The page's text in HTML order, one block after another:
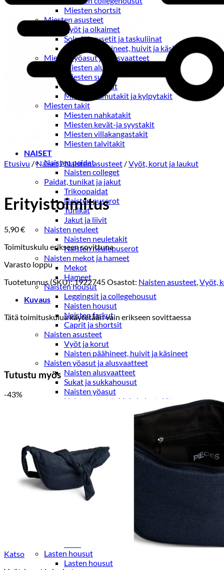
Miesten shortsit
Miesten asusteet
Vyöt ja olkaimet
Solmiot, rusetit ja taskuliinat
Miesten päähineet, huivit ja käsineet
Miesten yöasut ja alusvaatteet
Miesten alusvaatteet
Miesten sukat
Miesten yöasut
Miesten aamutakit ja kylpytakit
Miesten takit
Miesten nahkatakit
Miesten kevät-ja syystakit
Miesten villakangastakit
Miesten talvitakit
NAISET
Naisten paidat
Naisten colleget
Paidat, tunikat ja jakut
Trikoopaidat
Naisten puserot
Tunikat
Jakut ja liivit
Naisten neuleet
Naisten neuletakit
Naisten neulepuserot
Naisten mekot ja hameet
Mekot
Hameet
Naisten housut
Leggingsit ja collegehousut
Naisten housut
Naisten farkut
Caprit ja shortsit
Naisten asusteet
Vyöt ja korut
Naisten päähineet, huivit ja käsineet
Naisten yöasut ja alusvaatteet
Naisten alusvaatteet
Sukat ja sukkahousut
Naisten yöasut
Naisten aamutakit ja kylpytakit
Naisten kevät-ja syystakit
LAPSET
Lasten paidat
Lasten paidat
Lasten kauluspaidat
Lasten trikoopaidat
Lasten colleget ja hupparit
Lasten puvut,bleiserit,liivit
Lasten housut
Lasten housut
Etusivu /Naiset/Naisten asusteet /Vyöt, korut ja laukut
Erityistoimitus
5,90€
Toimituskulu erikseen sovittuna
Varasto loppu
Tuotetunnus (SKU):1922745Osastot: Naisten asusteet,Vyöt,
Kuvaus
Tätä toimituskulua käytetään vain erikseen sovittaessa
Tutustu myös
-43%
Katso